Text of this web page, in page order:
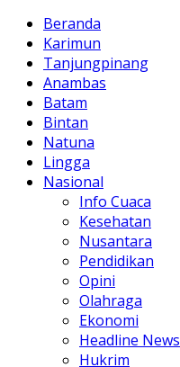
Beranda
Karimun
Tanjungpinang
Anambas
Batam
Bintan
Natuna
Lingga
Nasional
Info Cuaca
Kesehatan
Nusantara
Pendidikan
Opini
Olahraga
Ekonomi
Headline News
Hukrim